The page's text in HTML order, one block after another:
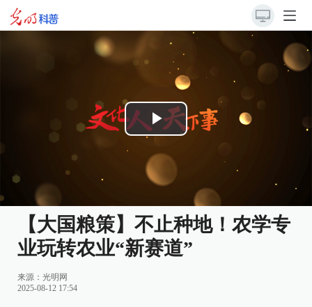
Play
Video
【大国粮策】不止种地！农学专
业玩转农业“新赛道”
来源： 光明网
2025-08-12 17:54